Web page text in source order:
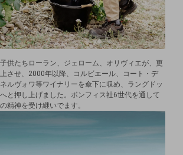
供たちローラン、ジェローム、オリヴィエが、更
させ、2000年以降、コルビエール、コート・デ
ルヴォワ等ワイナリーを傘下に収め、ラングドッ
と押し上げました。ボンフィス社6世代を通して
精神を受け継いでます。